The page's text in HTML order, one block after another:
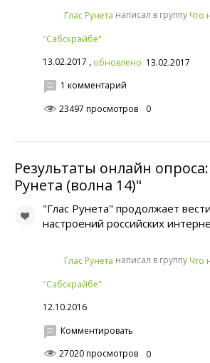
Глас Рунета написал в группу Что
"Сабскрайбе"
13.02.2017 , обновлено 13.02.2017
1 комментарий
23497 просмотров
0
Результаты онлайн
Рунета (волна 14)"
"Глас Рунета" продолжает
настроений российских
Глас Рунета написал в группу Что
"Сабскрайбе"
12.10.2016
Комментировать
27020 просмотров
0